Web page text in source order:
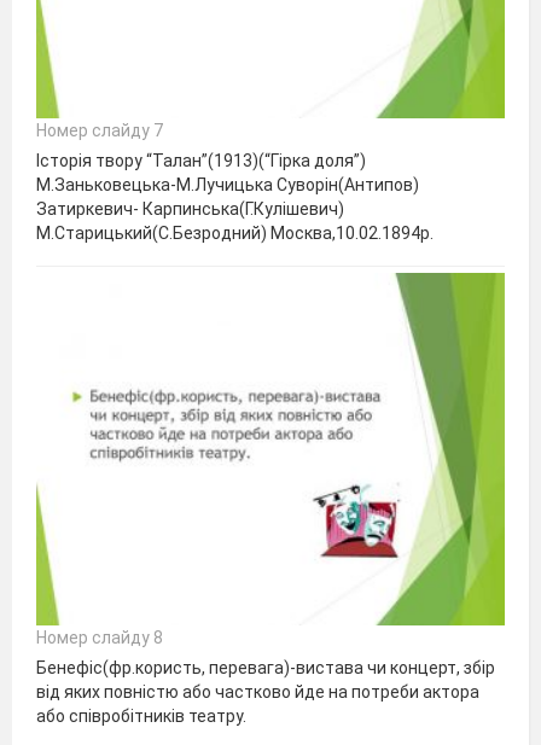
Номер слайду 7
Історія твору “Талан”(1913)(“Гірка доля”)
М.Заньковецька-М.Лучицька Суворін(Антипов)
Затиркевич- Карпинська(Г.Кулішевич)
М.Старицький(С.Безродний) Москва,10.02.1894р.
Номер слайду 8
Бенефіс(фр.користь, перевага)-вистава чи концерт, збір
від яких повністю або частково йде на потреби актора
або співробітників театру.